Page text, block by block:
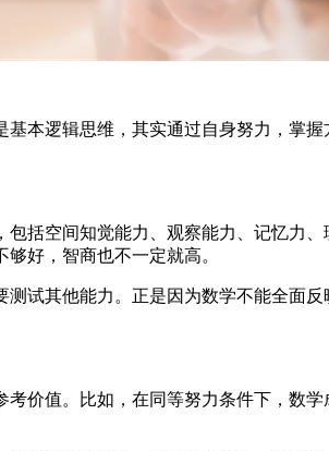
本逻辑思维，其实通过自身努力，掌
括空间知觉能力、观察能力、记忆力
好，智商也不一定就高。
试其他能力。正是因为数学不能全面
价值。比如，在同等努力条件下，数